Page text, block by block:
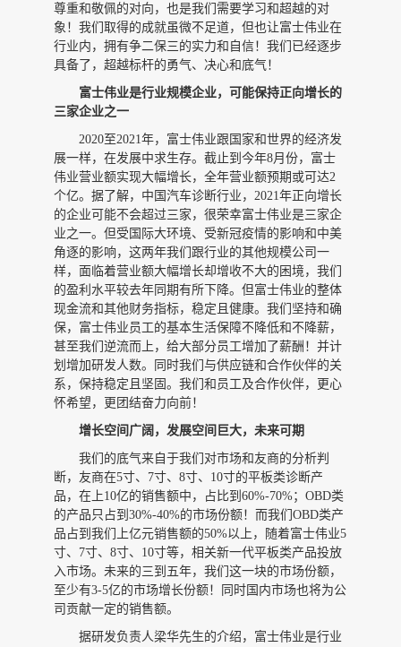
尊重和敬佩的对向，也是我们需要学习和超越的对
象！我们取得的成就虽微不足道，但也让富士伟业在
行业内，拥有争二保三的实力和自信！我们已经逐步
具备了，超越标杆的勇气、决心和底气！
富士伟业是行业规模企业，可能保持正向增长的
三家企业之一
2020至2021年，富士伟业跟国家和世界的经济发
展一样，在发展中求生存。截止到今年8月份，富士
伟业营业额实现大幅增长，全年营业额预期或可达2
个亿。据了解，中国汽车诊断行业，2021年正向增长
的企业可能不会超过三家，很荣幸富士伟业是三家企
业之一。但受国际大环境、受新冠疫情的影响和中美
角逐的影响，这两年我们跟行业的其他规模公司一
样，面临着营业额大幅增长却增收不大的困境，我们
的盈利水平较去年同期有所下降。但富士伟业的整体
现金流和其他财务指标，稳定且健康。我们坚持和确
保，富士伟业员工的基本生活保障不降低和不降薪，
甚至我们逆流而上，给大部分员工增加了薪酬！并计
划增加研发人数。同时我们与供应链和合作伙伴的关
系，保持稳定且坚固。我们和员工及合作伙伴，更心
怀希望，更团结奋力向前！
增长空间广阔， 发展空间巨大， 未来可期
我们的底气来自于我们对市场和友商的分析判
断，友商在5寸、7寸、8寸、10寸的平板类诊断产
品，在上10亿的销售额中，占比到60%-70%；OBD类
的产品只占到30%-40%的市场份额！而我们OBD类产
品占到我们上亿元销售额的50%以上，随着富士伟业5
寸、7寸、8寸、10寸等，相关新一代平板类产品投放
入市场。未来的三到五年，我们这一块的市场份额，
至少有3-5亿的市场增长份额！同时国内市场也将为公
司贡献一定的销售额。
据研发负责人梁华先生的介绍，富士伟业是行业